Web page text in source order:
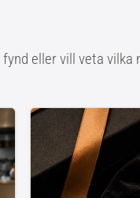
eller vill veta